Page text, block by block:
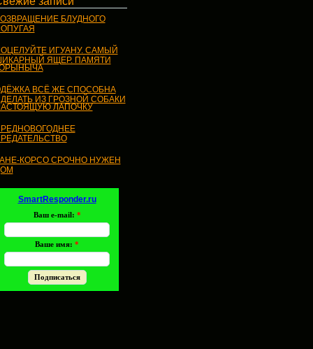
БЛУДНОГО
ИГУАНУ. САМЫЙ
ЯЩЕР. ПАМЯТИ
ВСЁ ЖЕ СПОСОБНА
ИЗ ГРОЗНОЙ СОБАКИ
ЛАПОЧКУ
КОРСО СРОЧНО НУЖЕН
SmartResponder.ru
Ваш e-mail: *
Ваше имя: *